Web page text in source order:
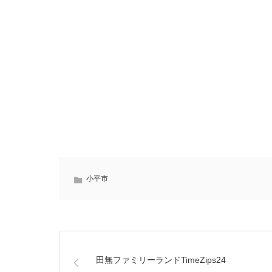
小平市
田無ファミリーランドTimeZips24